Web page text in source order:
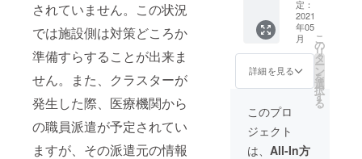
されていません。この状況
では施設側は対策どころか
準備すらすることが出来ま
せん。また、クラスターが
発生した際、医療機関から
の職員派遣が予定されてい
ますが、その派遣元の情報
（枡2個
付き）
引き換
えチ
ケッ
ト」
「ポス
トカー
ド3枚
セッ
ト」 大
川総裁
「遠赤
焙煎
コー
ヒー豆
詰め合
わせギ
フト」
「東
ティ
モール
産コー
ヒー豆
総裁と
行く障
がい者
施設 見
学ツ
アー
（クピ
ド・
フェ
ア）」
「美栗
米（精
定：
2021
年05
月
詳細を見る
こ
の
リ
タ
ー
ン
を
選
択
す
る
このプロ
ジェクト
は、 All-In方